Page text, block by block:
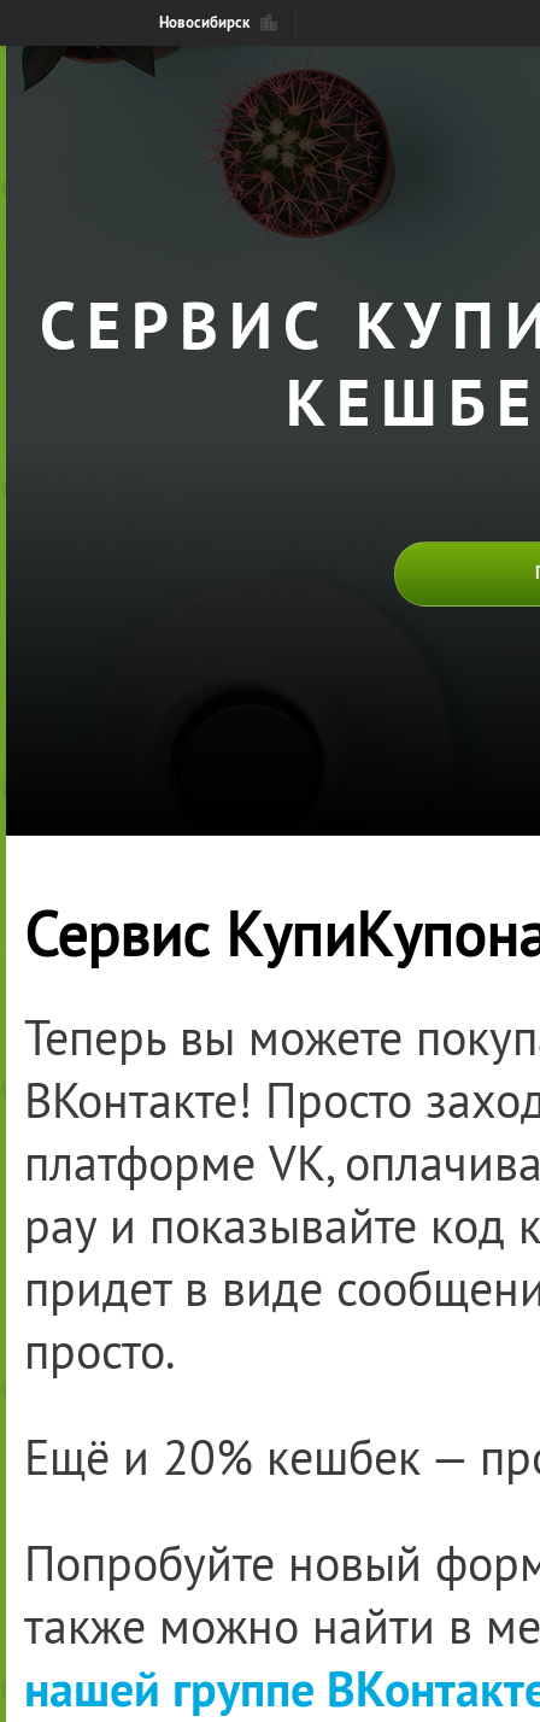
Новосибирск
СЕРВИС
Сервис
Теперь вы можете
ВКонтакте! Просто
платформе VK,
pay и показывайте код
придет в виде
просто.
Ещё и 20% кешбек —
Попробуйте новый
также можно найти в
нашей группе